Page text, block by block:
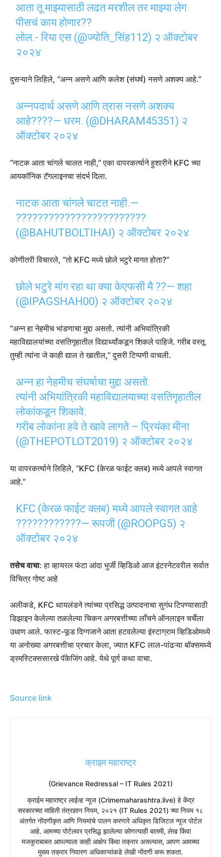
आता तू माझ्यासाठी लढत मरशील तर माझ्या लेग
पीसचं काय होणार??
लोल.- रिया एस (@ज्योति_सिंह112) २ ऑक्टोबर
२०२४
दुसऱ्याने लिहिले, “अन्न असणे आणि कलेश (संघर्ष) नसणे अशक्य आहे.”
अन्नपदार्थ असणे आणि त्रास नसणे अशक्य
आहे????— धरम. (@DHARAM45351) २
ऑक्टोबर २०२४
“नाटक आता चांगले चालत नाही,” एका वापरकर्त्याने हुशारीने KFC च्या
आयकॉनिक टॅगलाइनचा संदर्भ दिला.
नाटक आता चांगले चाटत नाही.—
????????????????????????
(@BAHUTBOLTIHAI) २ ऑक्टोबर २०२४
कोणीतरी विचारले, “तो KFC मध्ये छोले भटुरे मागत होता?”
छोले भटुरे मांग रहा था क्या केएफसी मै ??— शहा
(@IPAGSHAH00) २ ऑक्टोबर २०२४
“अन्न हा नेहमीच भांडणाचा मुद्दा असतो. त्यांनी अभियांत्रिकी
महाविद्यालयांच्या वसतिगृहातील विद्यार्थ्यांकडून शिकले पाहिजे. गरीब वस्तू
तुम्ही त्यांना जे काही द्याल ते खातील,” दुसरी टिप्पणी वाचली.
अन्न हा नेहमीच संघर्षाचा मुद्दा असतो.
त्यांनी अभियांत्रिकी महाविद्यालयाच्या वसतिगृहातील
लोकांकडून शिकावे.
गरीब लोकांना हवे ते खावे लागते – प्रियंका मीना
(@THEPOTLOT2019) २ ऑक्टोबर २०२४
या वापरकर्त्याने लिहिले, “KFC (केरळ फाईट क्लब) मध्ये आपले स्वागत
आहे.”
KFC (केरळ फाईट क्लब) मध्ये आपले स्वागत आहे
????????????— रूपजी (@ROOPG5) २
ऑक्टोबर २०२४
तसेच वाचा: हा व्हायरल फंटा आंदा भुर्जी व्हिडिओ आज इंटरनेटवरील सर्वात
विचित्र गोष्ट आहे
अलीकडे, KFC थायलंडने त्यांच्या प्रसिद्ध उत्पादनाचा सुगंध टिपण्यासाठी
डिझाइन केलेल्या तळलेल्या चिकन अगरबत्तीच्या लाँचने ऑनलाइन चर्चेला
उधाण आले. फास्ट-फूड दिग्गजाने आता हटवलेल्या इंस्टाग्राम व्हिडिओमध्ये
या अनोख्या अगरबत्तीचा प्रचार केला, ज्यात KFC लाल-पांढऱ्या बॉक्समध्ये
ड्रमस्टिक्ससारखे पॅकेजिंग आहे. येथे पूर्ण कथा वाचा.
Source link
क्राइम महाराष्ट्र
(Grievance Redressal – IT Rules 2021)
​क्राईम महाराष्ट्र लाईव्ह न्यूज (Crimemaharashtra.live) हे केंद्र
सरकारच्या माहिती तंत्रज्ञान नियम, २०२१ (IT Rules 2021) च्या नियम १८
अंतर्गत नोंदणीकृत आणि नियमांचे पालन करणारे अधिकृत डिजिटल न्यूज पोर्टल
आहे. आमच्या पोर्टलवर प्रसिद्ध झालेल्या कोणत्याही बातमी, लेख किंवा
मजकुराबाबत आपल्याला काही आक्षेप किंवा तक्रार असल्यास, आपण आमच्या
मुख्य तक्रार निवारण अधिकाऱ्यांकडे लेखी नोंदणी करू शकता.